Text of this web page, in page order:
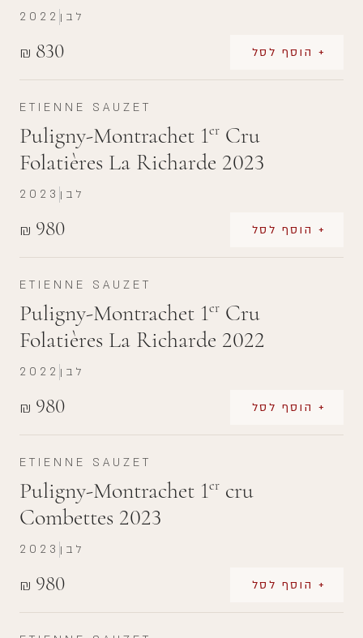
₪ 830 + הוסף לסל
2022 לבן
ETIENNE SAUZET
Puligny-Montrachet 1er Cru
Folatières La Richarde 2023
₪ 980 + הוסף לסל
2023 לבן
ETIENNE SAUZET
Puligny-Montrachet 1er Cru
Folatières La Richarde 2022
₪ 980 + הוסף לסל
2022 לבן
ETIENNE SAUZET
Puligny-Montrachet 1er cru
Combettes 2023
₪ 980 + הוסף לסל
2023 לבן